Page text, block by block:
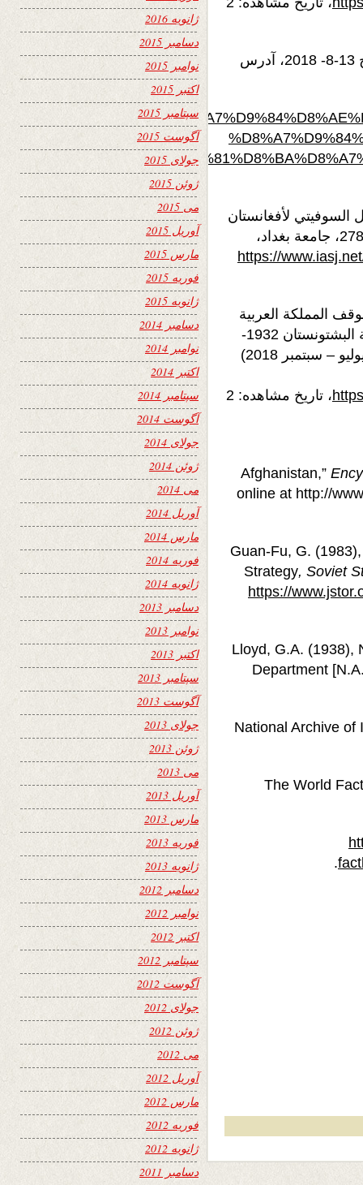
سپوتنیک (2018)، گزارش وزارت خارجۀ مصر، مؤرخ 13-8- 2018، آدرس
السوفيتي لأفغانستان
1979-1989، مجلة الآداب، العدد 120(آذار) ص.273-278، جامعة بغداد،
https://
المملكة العربية
السعودية من الخلاف الأفغاني-الباكستاني حول قضية البشتونستان 1932-
1973، حوليات آداب عين شمس، المجلد 46، العدد (يوليو – سبتمبر 2018)
، تاریخ مشاهده: 2
Afghanistan,”
online at http://
Guan-Fu, G.
Strategy, Soviet
https://
Lloyd, G.A. (1938),
Department
National Archive of
The World
ژانویه 2016
دسامبر 2015
نوامبر 2015
اکتبر 2015
سپتامبر 2015
آگوست 2015
جولای 2015
ژوئن 2015
می 2015
آوریل 2015
مارس 2015
فوریه 2015
ژانویه 2015
دسامبر 2014
نوامبر 2014
اکتبر 2014
سپتامبر 2014
آگوست 2014
جولای 2014
ژوئن 2014
می 2014
آوریل 2014
مارس 2014
فوریه 2014
ژانویه 2014
دسامبر 2013
نوامبر 2013
اکتبر 2013
سپتامبر 2013
آگوست 2013
جولای 2013
ژوئن 2013
می 2013
آوریل 2013
مارس 2013
فوریه 2013
ژانویه 2013
دسامبر 2012
نوامبر 2012
اکتبر 2012
سپتامبر 2012
آگوست 2012
جولای 2012
ژوئن 2012
می 2012
آوریل 2012
مارس 2012
فوریه 2012
ژانویه 2012
دسامبر 2011